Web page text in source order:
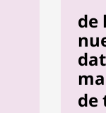
de
de